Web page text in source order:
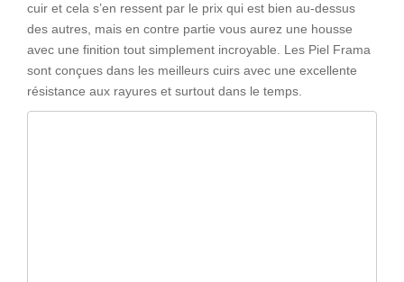
cuir et cela s’en ressent par le prix qui est bien au-dessus
des autres, mais en contre partie vous aurez une housse
avec une finition tout simplement incroyable. Les Piel Frama
sont conçues dans les meilleurs cuirs avec une excellente
résistance aux rayures et surtout dans le temps.